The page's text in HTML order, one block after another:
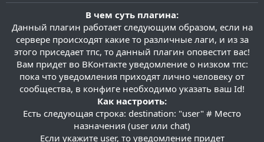
В чем суть плагина:
Данный плагин работает следующим образом, если на
сервере происходят какие то различные лаги, и из за
этого приседает тпс, то данный плагин оповестит вас!
Вам придет во ВКонтакте уведомление о низком тпс:
пока что уведомления приходят лично человеку от
сообщества, в конфиге необходимо указать ваш Id!
Как настроить:
Есть следующая строка: destination: "user" # Место
назначения (user или chat)
Если укажите user, то уведомление придет